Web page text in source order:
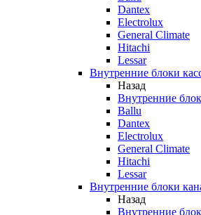
Dantex
Electrolux
General Climate
Hitachi
Lessar
Внутренние блоки
Назад
Внутренние
Ballu
Dantex
Electrolux
General Climate
Hitachi
Lessar
Внутренние блоки
Назад
Внутренние